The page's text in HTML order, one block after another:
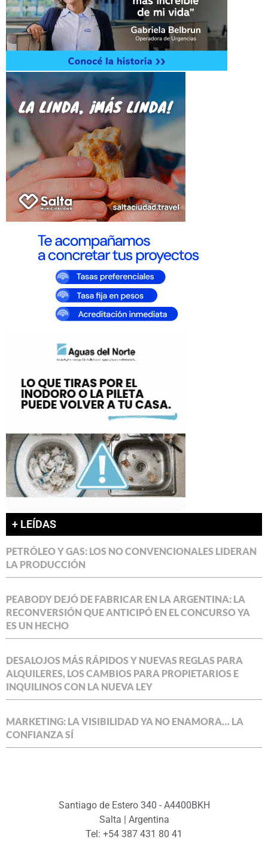
+ LEÍDAS
PETRÓLEO Y GAS: LOS NO CONVENCIONALES LIDERAN
LA PRODUCCIÓN
PEABODY DEJÓ DE FABRICAR EN LA ARGENTINA: LA
RECONVERSIÓN QUE ANTICIPÓ EN EL CONCURSO YA
ES UN HECHO
DESALOJOS MÁS RÁPIDOS Y NUEVAS REGLAS PARA
ALQUILERES, LOS CAMBIOS PARA PROPIETARIOS E
INQUILINOS CON LA NUEVA LEY
MARKETING: LA VISIBILIDAD YA NO ENAMORA… LA
CONFIANZA SÍ
Santiago de Estero 340 - A4400BKH
Salta | Argentina
Tel: +54 387 431 80 41